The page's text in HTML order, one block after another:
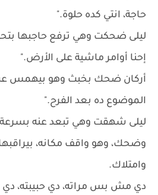
حاجة، انتي كده حلوة."
ليلى ضحكت وهي ترفع حاجبها
إحنا أوامر ماشية على الأرض."
أركان ضحك بخبث وهو بيهمس
الموضوع ده بعد الفرح."
ليلى شهقت وهي تبعد عنه بسرعة،
وضحك، وهو واقف مكانه،
وامتلاك.
دي مش بس مراته، دي حبيبته، دي